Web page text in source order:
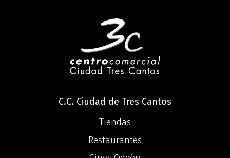
C.C. Ciudad de Tres Cantos
Tiendas
Restaurantes